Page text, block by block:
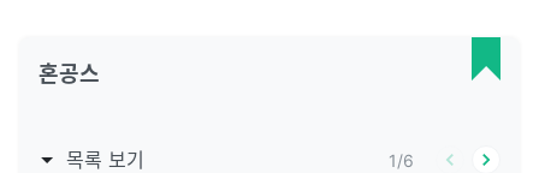
혼공스
목록 보기 1/6